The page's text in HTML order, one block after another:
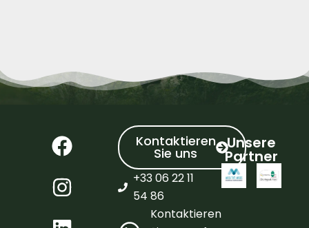
Kontaktieren
Sie uns
+33 06 22 11
54 86
Kontaktieren
Unsere
Partner